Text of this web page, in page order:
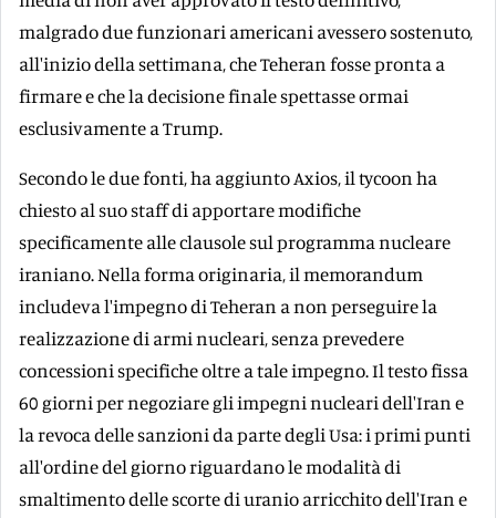
malgrado due funzionari americani avessero sostenuto,
all'inizio della settimana, che Teheran fosse pronta a
firmare e che la decisione finale spettasse ormai
esclusivamente a Trump.
Secondo le due fonti, ha aggiunto Axios, il tycoon ha
chiesto al suo staff di apportare modifiche
specificamente alle clausole sul programma nucleare
iraniano. Nella forma originaria, il memorandum
includeva l'impegno di Teheran a non perseguire la
realizzazione di armi nucleari, senza prevedere
concessioni specifiche oltre a tale impegno. Il testo fissa
60 giorni per negoziare gli impegni nucleari dell'Iran e
la revoca delle sanzioni da parte degli Usa: i primi punti
all'ordine del giorno riguardano le modalità di
smaltimento delle scorte di uranio arricchito dell'Iran e